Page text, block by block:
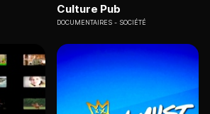
Culture Pub
DOCUMENTAIRES SOCIÉTÉ